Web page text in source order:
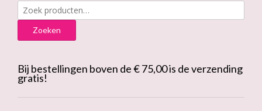
Zoeken
naar:
Zoeken
Bij bestellingen boven de € 75,00 is de verzending
gratis!